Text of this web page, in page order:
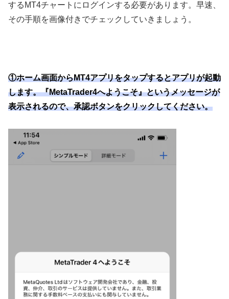
する MT4チャートにログインする必要があります。早速、
その手順を画像付きでチェックしていきましょう。
①ホーム画面からMT4アプリをタップするとアプリが起動
します。『MetaTrader4へようこそ』というメッセージが
表示されるので、承認ボタンをクリックしてください。